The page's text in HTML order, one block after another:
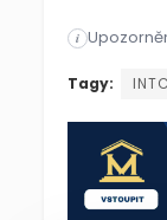
Společnost
i
Tagy: INTC